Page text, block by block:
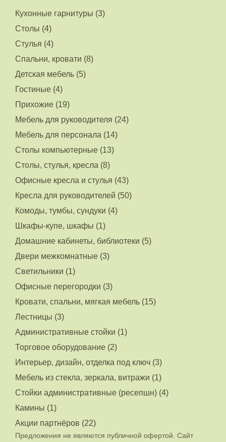
Кухонные гарнитуры (3)
Столы (4)
Стулья (4)
Спальни, кровати (8)
Детская мебель (5)
Гостиные (4)
Прихожие (19)
Мебель для руководителя (24)
Мебель для персонала (14)
Столы компьютерные (13)
Столы, стулья, кресла (8)
Офисные кресла и стулья (43)
Кресла для руководителей (50)
Комоды, тумбы, сундуки (4)
Шкафы-купе, шкафы (1)
Домашние кабинеты, библиотеки (5)
Двери межкомнатные (3)
Светильники (1)
Офисные перегородки (3)
Кровати, спальни, мягкая мебель (15)
Лестницы (3)
Административные стойки (1)
Торговое оборудование (2)
Интерьер, дизайн, отделка под ключ (3)
Мебель из стекла, зеркала, витражи (1)
Стойки административные (ресепшн) (4)
Камины (1)
Акции партнёров (22)
Предложения не являются публичной офертой. Сайт